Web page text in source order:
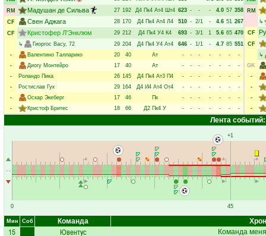
RM
Мадушан де Сильва 27 192 Д4 Пк4 Ат4 Шт4 623 - - - 4.0 57 358
CF
Свен Аджага 28 170 Д4 Пк4 Ат4 Л4 510 - 2/1 - 4.6 51 267
CF
Кристофер Л'Энклюм 29 212 Д4 Пк4 У4 К4 693 - 3/1 1 5.6 65 470
↳
Гиоргос Васу, 72 29 204 Д4 Пк4 У4 Ат4 646 - 1/1 - 4.7 85 551
-
Валентино Талларико 20 40 Ат - - - - - -
-
-
Диогу Монтейро 17 40 Ат - - - - - -
-
-
Роландо Пика 26 145 Д4 Пк4 Ат3 П4 - - - - - -
-
-
Ростислав Гук 29 164 Д4 И4 Ат4 От4 - - - - - -
-
-
Оскар Экеберг 17 46 Пк - - - - - -
-
-
Кристоф Бритес 18 66 Д2 Пк4 У - - - - - - -
RM
↳
CF
CF
↳
GK
-
-
-
-
Лента событий:
0
+1
45
Мин Соб Команда
15 Ювентус Команда